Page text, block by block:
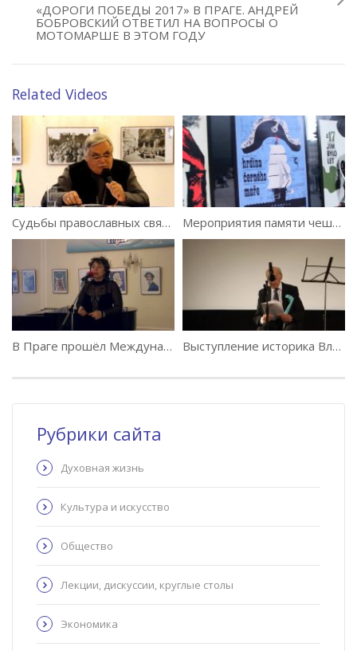
«ДОРОГИ ПОБЕДЫ 2017» В ПРАГЕ. АНДРЕЙ
БОБРОВСКИЙ ОТВЕТИЛ НА ВОПРОСЫ О
МОТОМАРШЕ В ЭТОМ ГОДУ
Related Videos
Судьбы православных священников в оккупированной Чехословакии Мероприятия памяти чешского художника и графика Милоша Рейндла. 2016 г.
В Праге прошёл Международный фестиваль «Витамин Радости» Выступление историка Владимира Гавринёва к 90-летию Успенской церкви в Праге
Рубрики сайта
Духовная жизнь
Культура и искусство
Общество
Лекции, дискуссии, круглые столы
Экономика